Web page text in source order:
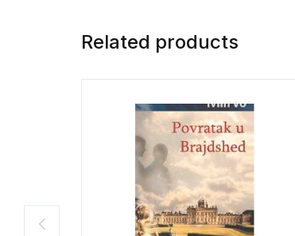
Related products